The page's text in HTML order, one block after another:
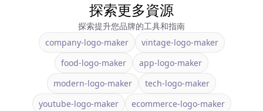
探索更多資源
探索提升您品牌的工具和指南
company-logo-maker
vintage-logo-maker
food-logo-maker
app-logo-maker
modern-logo-maker
tech-logo-maker
youtube-logo-maker
ecommerce-logo-maker